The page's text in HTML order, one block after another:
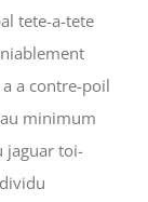
tete-a-tete
a contre-poil
minimum
jaguar toi-